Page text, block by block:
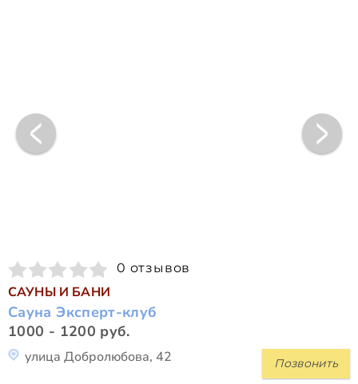
0 отзывов
САУНЫ И БАНИ
Сауна Эксперт-клуб
1000 - 1200 руб.
Позвонить
улица Добролюбова, 42